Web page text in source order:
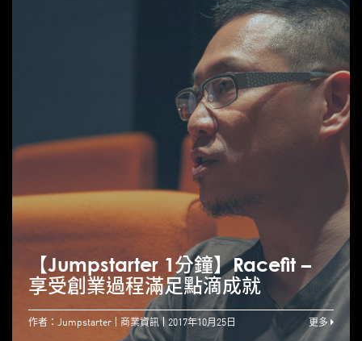
【Jumpstarter 1分鐘】Racefit –
享受創業過程滿足點滴成就
作者：Jumpstarter 商業資訊 2017年10月25日 更多